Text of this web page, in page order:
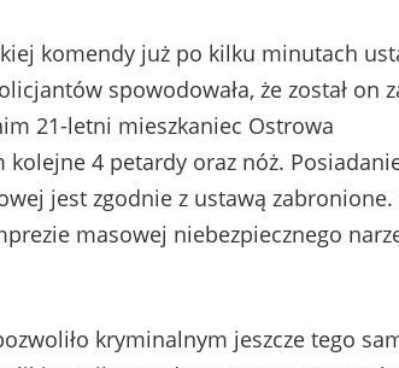
komendy już po kilku minutach
spowodowała, że został on
21-letni mieszkaniec Ostrowa
4 petardy oraz nóż.
jest zgodnie z ustawą zabronione.
masowej niebezpiecznego
kryminalnym jeszcze tego